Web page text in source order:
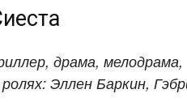
драма,
Эллен Баркин,